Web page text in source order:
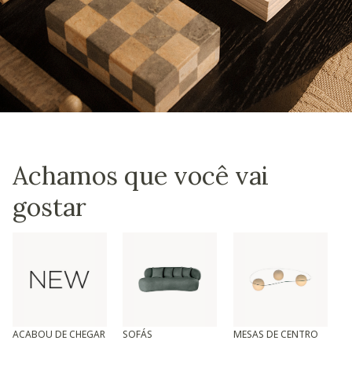
Achamos que você vai
gostar
ACABOU DE CHEGAR SOFÁS MESAS DE CENTRO